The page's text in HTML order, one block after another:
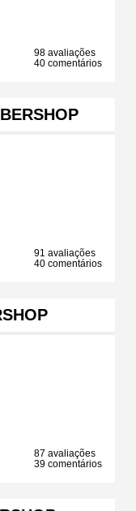
98 avaliações
40 comentários
91 avaliações
40 comentários
87 avaliações
39 comentários